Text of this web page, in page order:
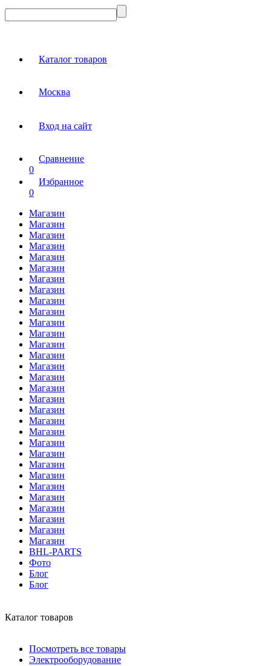
Каталог товаров
Москва
Вход на сайт
Сравнение
0
Избранное
0
Магазин
Магазин
Магазин
Магазин
Магазин
Магазин
Магазин
Магазин
Магазин
Магазин
Магазин
Магазин
Магазин
Магазин
Магазин
Магазин
Магазин
Магазин
Магазин
Магазин
Магазин
Магазин
Магазин
Магазин
Магазин
Магазин
Магазин
Магазин
Магазин
Магазин
Магазин
BHL-PARTS
Фото
Блог
Блог
Каталог товаров
Посмотреть все товары
Электрооборудование